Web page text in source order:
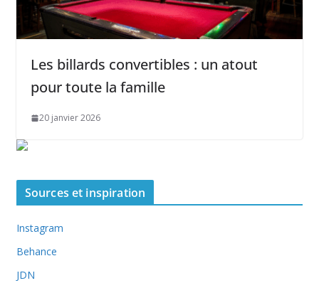
Les billards convertibles : un atout
pour toute la famille
20 janvier 2026
Sources et inspiration
Instagram
Behance
JDN